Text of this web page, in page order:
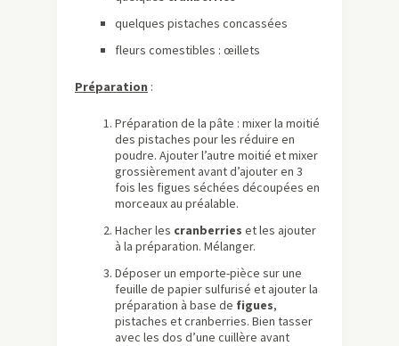
quelques pistaches concassées
fleurs comestibles : œillets
Préparation :
Préparation de la pâte : mixer la moitié
des pistaches pour les réduire en
poudre. Ajouter l’autre moitié et mixer
grossièrement avant d’ajouter en 3
fois les figues séchées découpées en
morceaux au préalable.
Hacher les cranberries et les ajouter
à la préparation. Mélanger.
Déposer un emporte-pièce sur une
feuille de papier sulfurisé et ajouter la
préparation à base de figues,
pistaches et cranberries. Bien tasser
avec les dos d’une cuillère avant